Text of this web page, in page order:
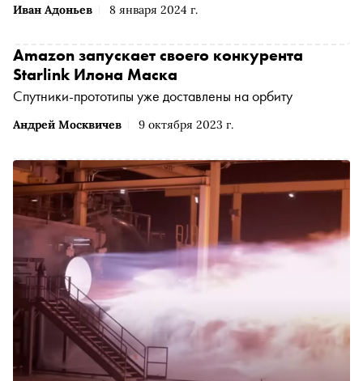
Иван Адоньев 8 января 2024 г.
Андрей Москвичев 9 октября 2023 г.
Amazon запускает своего конкурента
Starlink Илона Маска
Спутники-прототипы уже доставлены на орбиту